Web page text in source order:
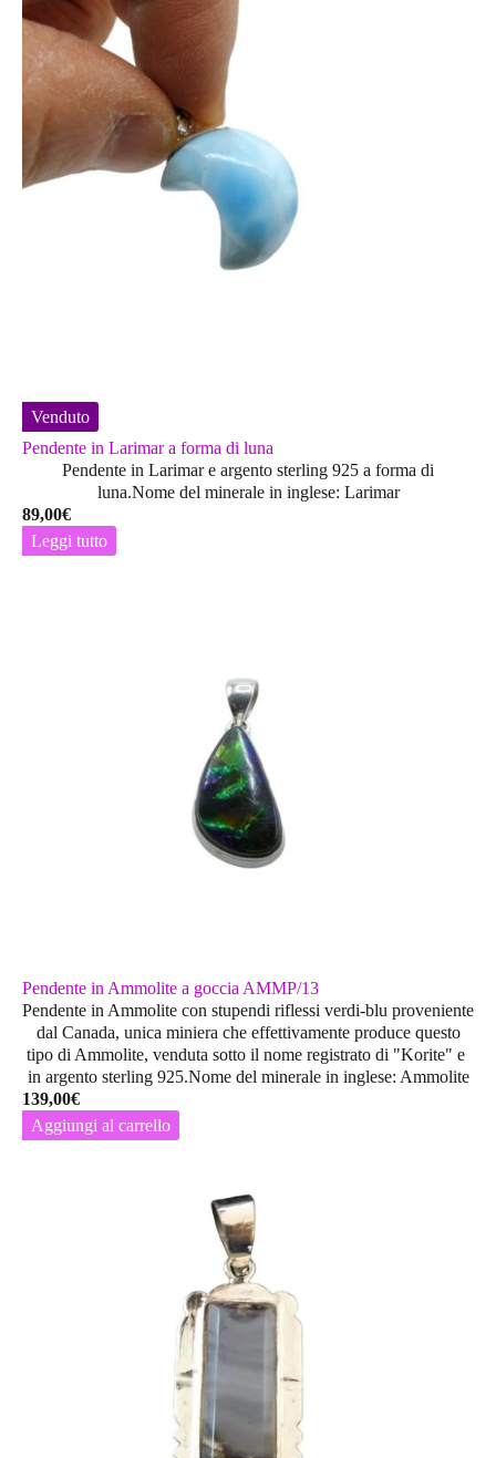
Venduto
Pendente in Larimar a forma di luna
Pendente in Larimar e argento sterling 925 a forma di
luna.Nome del minerale in inglese: Larimar
89,00€
Leggi tutto
Pendente in Ammolite a goccia AMMP/13
Pendente in Ammolite con stupendi riflessi verdi-blu proveniente
dal Canada, unica miniera che effettivamente produce questo
tipo di Ammolite, venduta sotto il nome registrato di "Korite" e
in argento sterling 925.Nome del minerale in inglese: Ammolite
139,00€
Aggiungi al carrello